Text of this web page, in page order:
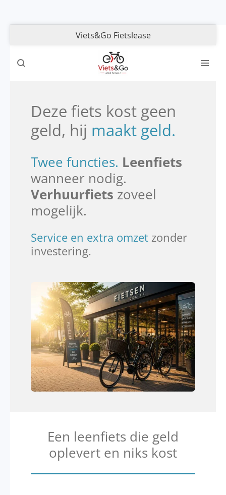
direct
hoofdinhoud
Viets&Go Fietslease
Deze fiets kost geen
geld, hij maakt geld.
Twee functies. Leenfiets
wanneer nodig.
Verhuurfiets zoveel
mogelijk.
Service en extra omzetzonder
investering.
Een leenfiets die geld
oplevert en niks kost